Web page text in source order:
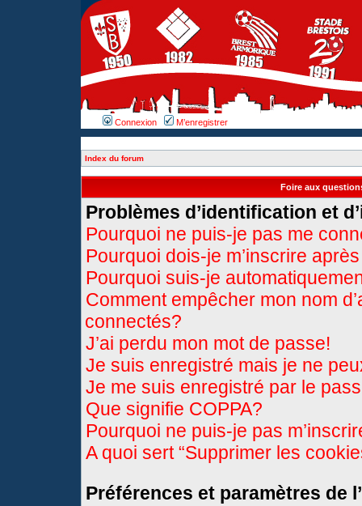
Connexion M’enregistrer
Index du forum
Foire aux
Problèmes d’identification et
Pourquoi ne puis-je pas me
Pourquoi dois-je m’inscrire
Pourquoi suis-je
Comment empêcher mon nom
connectés?
J’ai perdu mon mot de passe!
Je suis enregistré mais je ne
Je me suis enregistré par le
Que signifie COPPA?
Pourquoi ne puis-je pas
A quoi sert “Supprimer les
Préférences et paramètres de